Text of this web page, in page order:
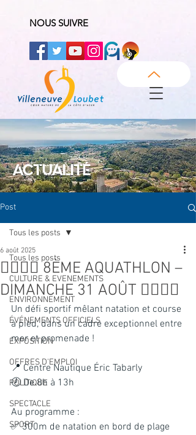
NOUS SUIVRE
ACTUALITÉ
Post
Tous les posts
CULTURE & EVENEMENTS
ENVIRONNEMENT
ÉVÉNEMENTS OFFICIELS
EXPOSITION
OFFRES D'EMPLOI
POLITIQUE
SPECTACLE
SPORT
Tous les posts
🏊‍♂️🏃‍♂️ 8ÈME AQUATHLON –
DIMANCHE 31 AOÛT 🏃‍♂️🏊‍♂️
6 août 2025
Un défi sportif mêlant natation et course
à pied, dans un cadre exceptionnel entre
mer et promenade !
📍 Centre Nautique Éric Tabarly
🕗 De 8h à 13h
Au programme :
✅ 300m de natation en bord de plage